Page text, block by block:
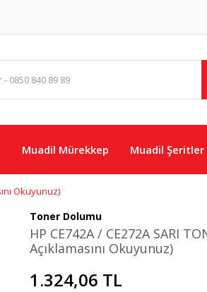
Muadil Mürekkep Muadil Şeritler
Okuyunuz)
Toner Dolumu
HP CE742A / CE272A SARI
Açıklamasını Okuyunuz)
1.324,06 TL